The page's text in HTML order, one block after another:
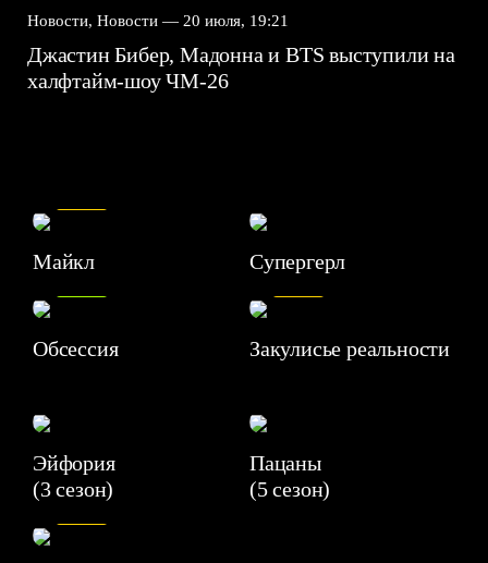
Новости, Новости — 20 июля, 19:21
Джастин Бибер, Мадонна и BTS выступили на
халфтайм-шоу ЧМ-26
Майкл Супергерл
Обсессия
7.1
Закулисье реальности
Эйфория
(3 сезон)
Пацаны
(5 сезон)